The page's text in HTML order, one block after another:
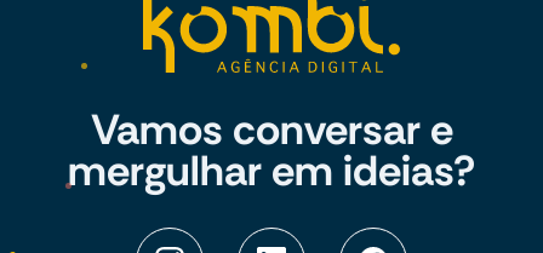
Vamos conversar e
mergulhar em ideias?